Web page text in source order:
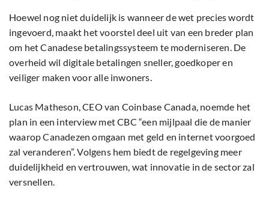
Hoewel nog niet duidelijk is wanneer de wet precies wordt
ingevoerd, maakt het voorstel deel uit van een breder plan
om het Canadese betalingssysteem te moderniseren. De
overheid wil digitale betalingen sneller, goedkoper en
veiliger maken voor alle inwoners.
Lucas Matheson, CEO van Coinbase Canada, noemde het
plan in een interview met CBC “een mijlpaal die de manier
waarop Canadezen omgaan met geld en internet voorgoed
zal veranderen”. Volgens hem biedt de regelgeving meer
duidelijkheid en vertrouwen, wat innovatie in de sector zal
versnellen.